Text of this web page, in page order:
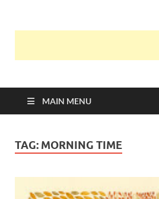
MAIN MENU
TAG: MORNING TIME